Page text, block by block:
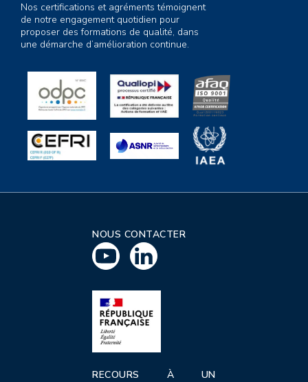
Nos certifications et agréments témoignent
de notre engagement quotidien pour
proposer des formations de qualité, dans
une démarche d’amélioration continue.
NOUS CONTACTER
RECOURS À UN